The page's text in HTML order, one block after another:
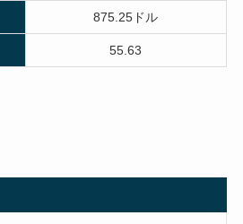
875.25ドル
55.63